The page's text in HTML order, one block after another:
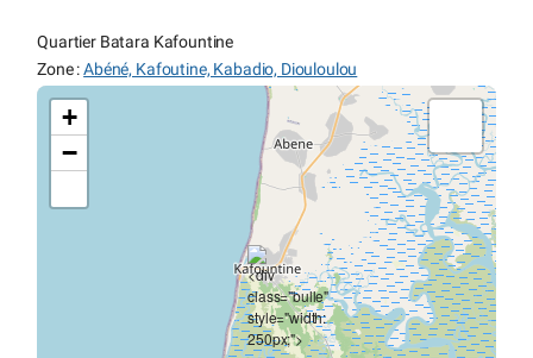
Quartier Batara Kafountine
Zone :Abéné, Kafoutine, Kabadio, Diouloulou
+
−